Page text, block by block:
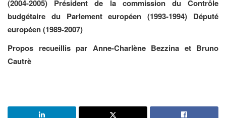
(2004-2005) Président de la commission du Contrôle
budgétaire du Parlement européen (1993-1994) Député
européen (1989-2007)
Propos recueillis par Anne-Charlène Bezzina et Bruno
Cautrè